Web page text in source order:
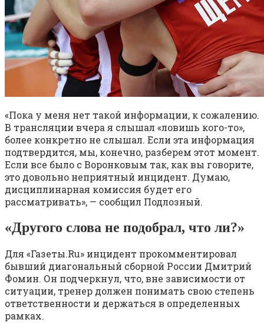
«Пока у меня нет такой информации, к сожалению.
В трансляции вчера я слышал «ловишь кого-то»,
более конкретно не слышал. Если эта информация
подтвердится, мы, конечно, разберем этот момент.
Если все было с Воронковым так, как вы говорите,
это довольно неприятный инцидент. Думаю,
дисциплинарная комиссия будет его
рассматривать», — сообщил Подлозный.
«Другого слова не подобрал, что ли?»
Для «Газеты.Ru» инцидент прокомментировал
бывший диагональный сборной России Дмитрий
Фомин. Он подчеркнул, что, вне зависимости от
ситуации, тренер должен понимать свою степень
ответственности и держаться в определенных
рамках.